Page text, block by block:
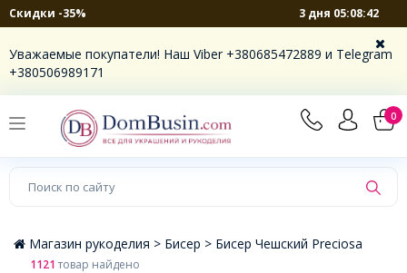
Скидки -35% 3 дня 05:08:41
Уважаемые покупатели! Наш Viber +380685472889 и Telegram
+380506989171
0
×
Магазин рукоделия > Бисер > Бисер Чешский Preciosa
1121товар найдено